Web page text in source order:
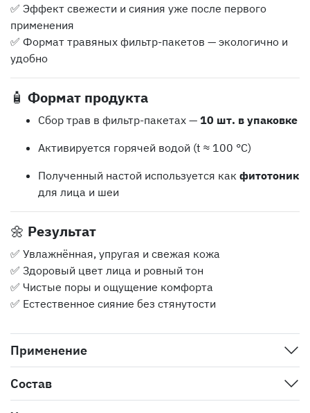
✅ Эффект свежести и сияния уже после первого
применения
✅ Формат травяных фильтр-пакетов — экологично и
удобно
🧴 Формат продукта
Сбор трав в фильтр-пакетах — 10 шт. в упаковке
Активируется горячей водой (t ≈ 100 °C)
Полученный настой используется как фитотоник
для лица и шеи
🌼 Результат
✅ Увлажнённая, упругая и свежая кожа
✅ Здоровый цвет лица и ровный тон
✅ Чистые поры и ощущение комфорта
✅ Естественное сияние без стянутости
Применение
Состав